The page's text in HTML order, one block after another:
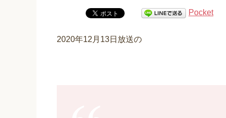
Pocket
2020年12月13日放送の